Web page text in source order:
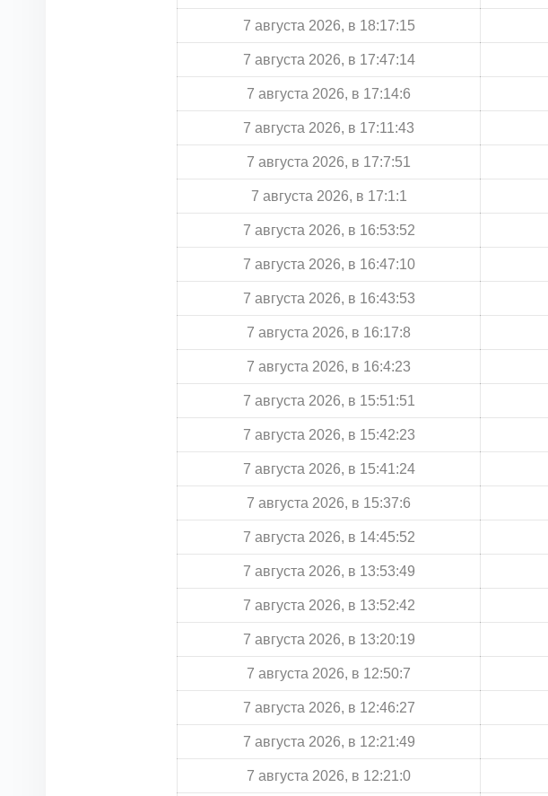
7 августа 2026, в 18:17:15
7 августа 2026, в 17:47:14
7 августа 2026, в 17:14:6
7 августа 2026, в 17:11:43
7 августа 2026, в 17:7:51
7 августа 2026, в 17:1:1
7 августа 2026, в 16:53:52
7 августа 2026, в 16:47:10
7 августа 2026, в 16:43:53
7 августа 2026, в 16:17:8
7 августа 2026, в 16:4:23
7 августа 2026, в 15:51:51
7 августа 2026, в 15:42:23
7 августа 2026, в 15:41:24
7 августа 2026, в 15:37:6
7 августа 2026, в 14:45:52
7 августа 2026, в 13:53:49
7 августа 2026, в 13:52:42
7 августа 2026, в 13:20:19
7 августа 2026, в 12:50:7
7 августа 2026, в 12:46:27
7 августа 2026, в 12:21:49
7 августа 2026, в 12:21:0